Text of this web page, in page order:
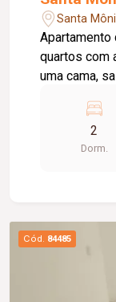
Santa
quartos com
uma cama,
fogão
armário,
ambos com
2
Dorm.
Cód. 84485